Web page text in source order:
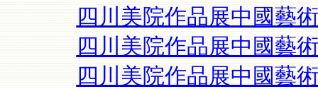
四川美院作品展中國藝
四川美院作品展中國藝
四川美院作品展中國藝